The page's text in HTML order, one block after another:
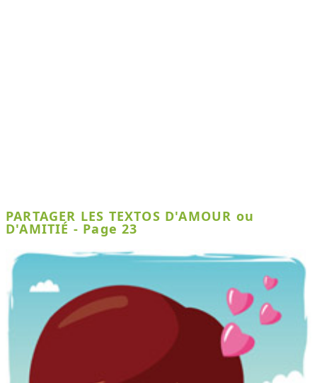
PARTAGER LES TEXTOS D'AMOUR ou
D'AMITIÉ - Page 23